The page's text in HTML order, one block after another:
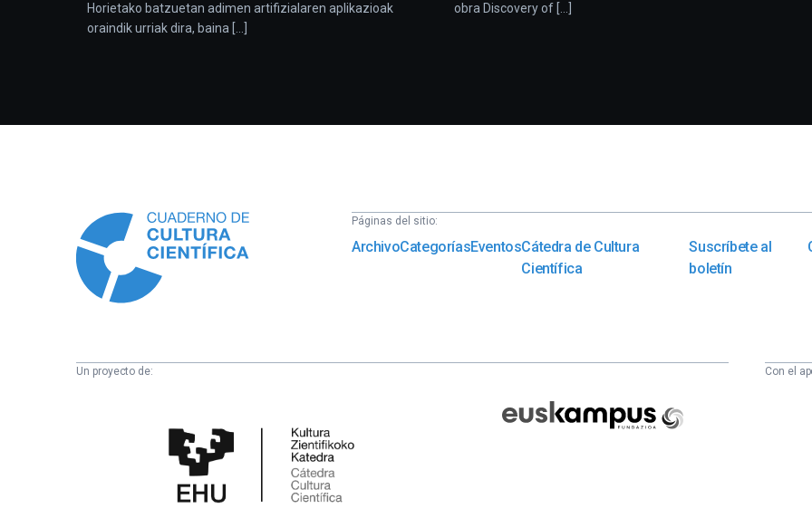
Horietako batzuetan adimen artifizialaren aplikazioak
oraindik urriak dira, baina [...]
obra Discovery of [...]
Páginas del sitio:
ArchivoCategoríasEventosCátedra de Cultura
Científica
Suscríbete al
boletín
Un proyecto de:
Científica
Fundazioa
Con el